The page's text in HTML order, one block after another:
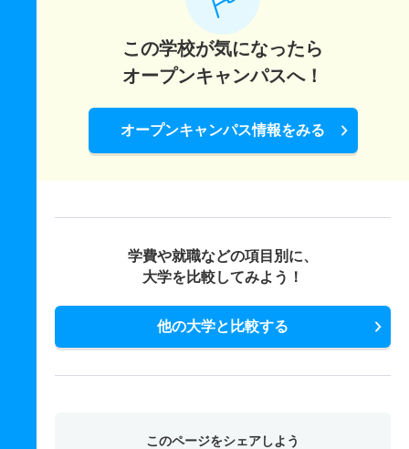
この学校が気になったら
オープンキャンパスへ！
オープンキャンパス情報をみる
学費や就職などの項目別に、
大学を比較してみよう！
他の大学と比較する
このページをシェアしよう